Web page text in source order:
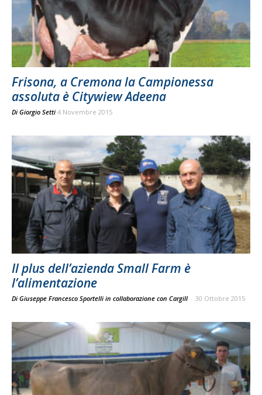
Frisona, a Cremona la Campionessa
assoluta è Citywiew Adeena
Di Giorgio Setti 4 Novembre 2015
Il plus dell’azienda Small Farm è
l’alimentazione
Di Giuseppe Francesco Sportelli in collaborazione con Cargill - 30 Ottobre 2015